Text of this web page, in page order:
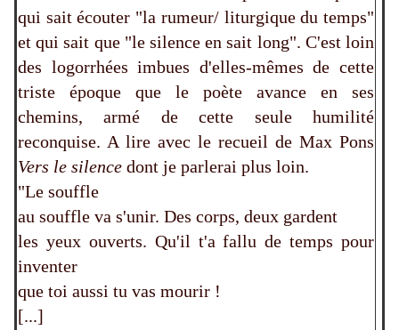
qui sait écouter "la rumeur/ liturgique du temps"
et qui sait que "le silence en sait long". C'est loin
des logorrhées imbues d'elles-mêmes de cette
triste époque que le poète avance en ses
chemins, armé de cette seule humilité
reconquise. A lire avec le recueil de Max Pons
Vers le silence dont je parlerai plus loin.
"Le souffle
au souffle va s'unir. Des corps, deux gardent
les yeux ouverts. Qu'il t'a fallu de temps pour
inventer
que toi aussi tu vas mourir !
[...]